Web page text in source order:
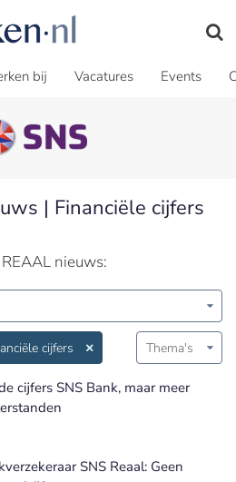
bij Vacatures Events
| Financiële cijfers
nieuws:
cijfers Thema's
cijfers SNS Bank, maar meer
SNS Reaal: Geen